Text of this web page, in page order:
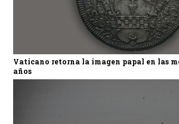
Vaticano retorna la imagen papal en las
años